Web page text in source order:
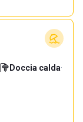
Doccia calda·